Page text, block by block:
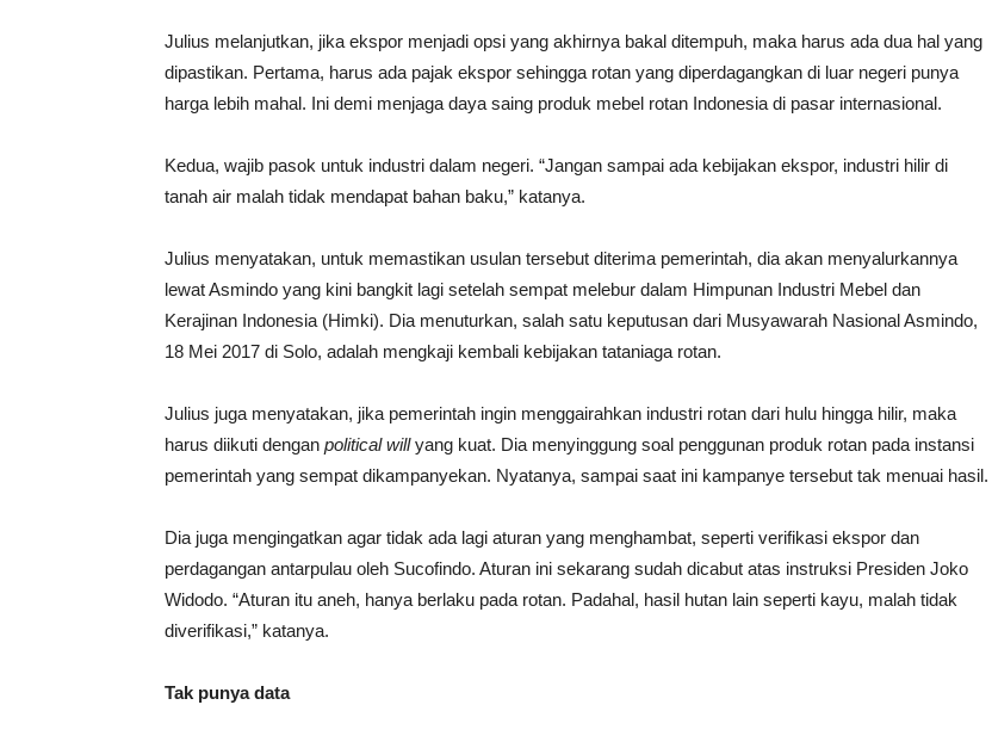
Julius melanjutkan, jika ekspor menjadi opsi yang akhirnya bakal ditempuh, maka harus ada dua hal yang
dipastikan. Pertama, harus ada pajak ekspor sehingga rotan yang diperdagangkan di luar negeri punya
harga lebih mahal. Ini demi menjaga daya saing produk mebel rotan Indonesia di pasar internasional.
Kedua, wajib pasok untuk industri dalam negeri. “Jangan sampai ada kebijakan ekspor, industri hilir di
tanah air malah tidak mendapat bahan baku,” katanya.
Julius menyatakan, untuk memastikan usulan tersebut diterima pemerintah, dia akan menyalurkannya
lewat Asmindo yang kini bangkit lagi setelah sempat melebur dalam Himpunan Industri Mebel dan
Kerajinan Indonesia (Himki). Dia menuturkan, salah satu keputusan dari Musyawarah Nasional Asmindo,
18 Mei 2017 di Solo, adalah mengkaji kembali kebijakan tataniaga rotan.
Julius juga menyatakan, jika pemerintah ingin menggairahkan industri rotan dari hulu hingga hilir, maka
harus diikuti dengan political willyang kuat. Dia menyinggung soal penggunan produk rotan pada instansi
pemerintah yang sempat dikampanyekan. Nyatanya, sampai saat ini kampanye tersebut tak menuai hasil.
Dia juga mengingatkan agar tidak ada lagi aturan yang menghambat, seperti verifikasi ekspor dan
perdagangan antarpulau oleh Sucofindo. Aturan ini sekarang sudah dicabut atas instruksi Presiden Joko
Widodo. “Aturan itu aneh, hanya berlaku pada rotan. Padahal, hasil hutan lain seperti kayu, malah tidak
diverifikasi,” katanya.
Tak punya data